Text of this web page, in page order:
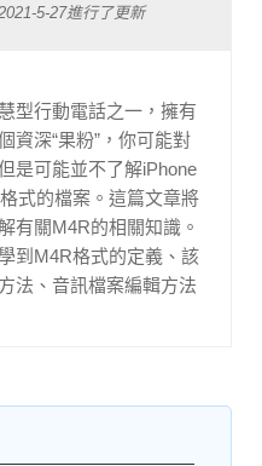
5-27進行了更新
型行動電話之一，擁有
資深“果粉”，你可能對
是可能並不了解iPhone
式的檔案。這篇文章將
有關M4R的相關知識。
到M4R格式的定義、該
法、音訊檔案編輯方法